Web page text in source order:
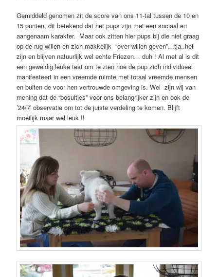
Gemiddeld genomen zit de score van ons 11-tal tussen de 10 en
15 punten, dit betekend dat het pups zijn met een sociaal en
aangenaam karakter. Maar ook zitten hier pups bij die niet graag
op de rug willen en zich makkelijk “over willen geven”…tja..het
zijn en blijven natuurlijk wel echte Friezen… duh ! Al met al is dit
een geweldig leuke test om te zien hoe de pup zich individueel
manifesteert in een vreemde ruimte met totaal vreemde mensen
en buiten de voor hen vertrouwde omgeving is. Wel zijn wij van
mening dat de “bosuitjes” voor ons belangrijker zijn en ook de
’24/7′ observatie om tot de juiste verdeling te komen. Blijft
moeilijk maar wel leuk !!